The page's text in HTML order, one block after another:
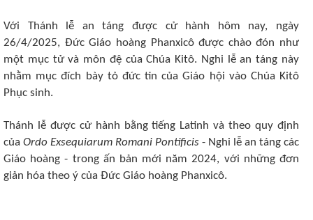
Với Thánh lễ an táng được cử hành hôm nay, ngày
26/4/2025, Đức Giáo hoàng Phanxicô được chào đón như
một mục tử và môn đệ của Chúa Kitô. Nghi lễ an táng này
nhằm mục đích bày tỏ đức tin của Giáo hội vào Chúa Kitô
Phục sinh.
Thánh lễ được cử hành bằng tiếng Latinh và theo quy định
của Ordo Exsequiarum Romani Pontificis - Nghi lễ an táng các
Giáo hoàng - trong ấn bản mới năm 2024, với những đơn
giản hóa theo ý của Đức Giáo hoàng Phanxicô.